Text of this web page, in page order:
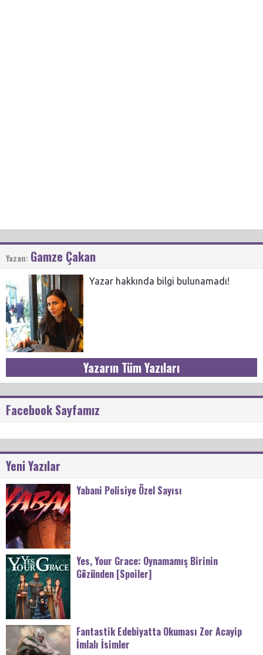
Yazan: Gamze Çakan
Yazar hakkında bilgi bulunamadı!
Yazarın Tüm Yazıları
Facebook Sayfamız
Yeni Yazılar
Yabani Polisiye Özel Sayısı
Yes, Your Grace: Oynamamış Birinin
Gözünden [Spoiler]
Fantastik Edebiyatta Okuması Zor Acayip
İmlalı İsimler